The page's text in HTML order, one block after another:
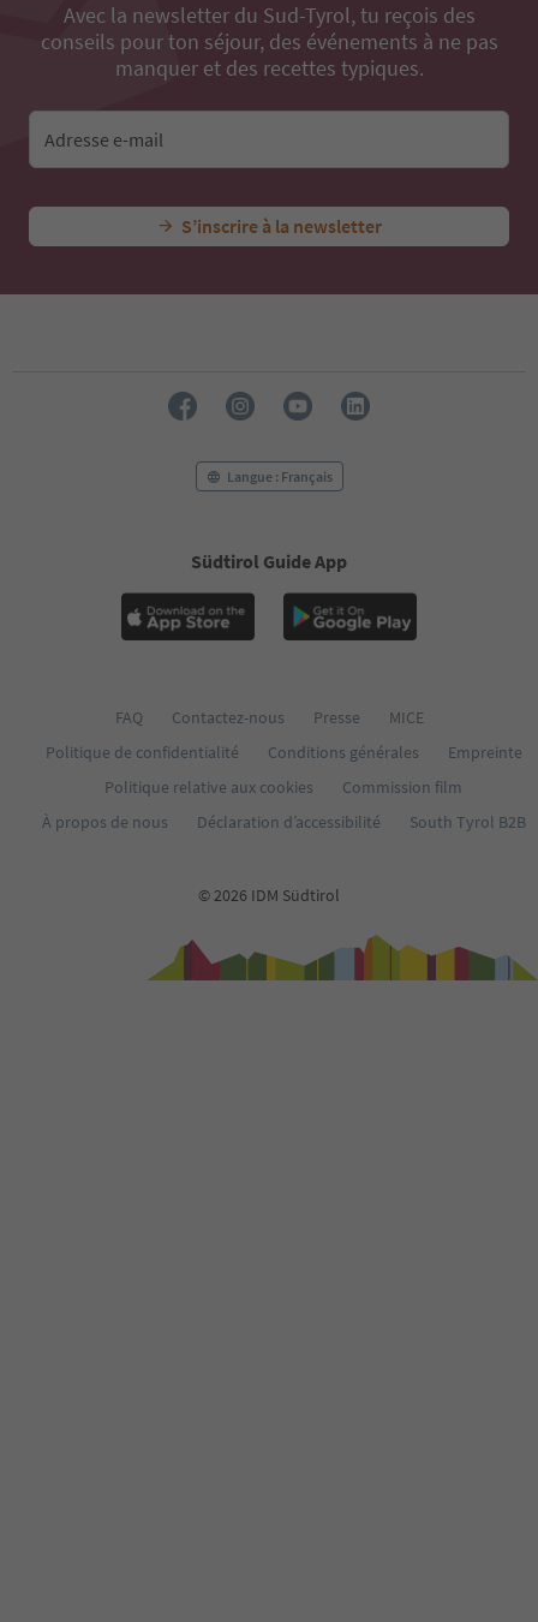
Avec la newsletter du Sud-Tyrol, tu reçois des
conseils pour ton séjour, des événements à ne pas
manquer et des recettes typiques.
Adresse e-mail
S’inscrire à la newsletter
Langue : Français
Südtirol Guide App
FAQ Contactez-nous Presse
MICE
Politique de confidentialité
Conditions générales
Empreinte
Politique relative aux cookies
Commission film
À propos de nous
Déclaration d’accessibilité South Tyrol B2B
© 2026 IDM Südtirol